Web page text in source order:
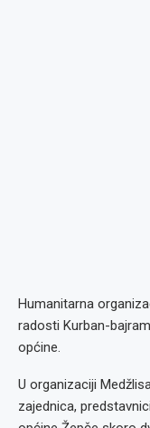
Humanitarna
radosti Kurban-
općine.
U organizaciji
zajednica,